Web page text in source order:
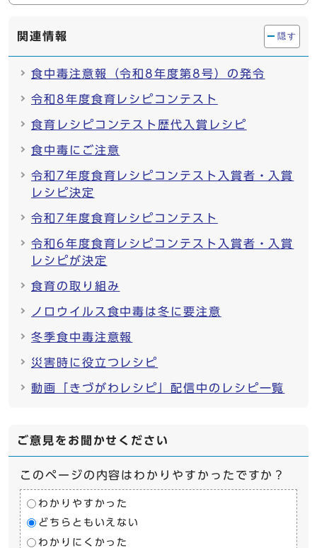
関連情報 隠す
食中毒注意報（令和8年度第8号）の発令
令和8年度食育レシピコンテスト
食育レシピコンテスト歴代入賞レシピ
食中毒にご注意
令和7年度食育レシピコンテスト入賞者・入賞
レシピ決定
令和7年度食育レシピコンテスト
令和6年度食育レシピコンテスト入賞者・入賞
レシピが決定
食育の取り組み
ノロウイルス食中毒は冬に要注意
冬季食中毒注意報
災害時に役立つレシピ
動画「きづがわレシピ」配信中のレシピ一覧
ご意見をお聞かせください
このページの内容はわかりやすかったですか？
わかりやすかった
どちらともいえない
わかりにくかった